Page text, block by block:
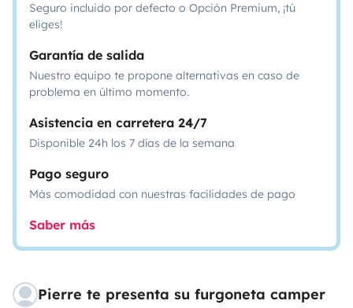
Seguro incluido por defecto o Opción Premium, ¡tú
eliges!
Garantía de salida
Nuestro equipo te propone alternativas en caso de
problema en último momento.
Asistencia en carretera 24/7
Disponible 24h los 7 días de la semana
Pago seguro
Más comodidad con nuestras facilidades de pago
Saber más
Pierre te presenta su furgoneta camper